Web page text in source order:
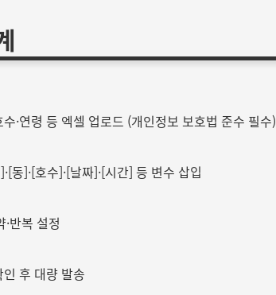
·연령 등 엑셀 업로드 (개인정보 보호법 준수 필수)
동]·[호수]·[날짜]·[시간] 등 변수 삽입
반복 설정
후 대량 발송